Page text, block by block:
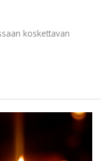
koskettavan